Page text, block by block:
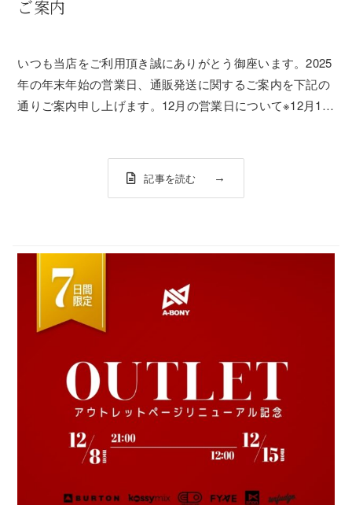
ご案内
いつも当店をご利用頂き誠にありがとう御座います。2025
年の年末年始の営業日、通販発送に関するご案内を下記の
通りご案内申し上げます。12月の営業日について※12月19
記事を読む